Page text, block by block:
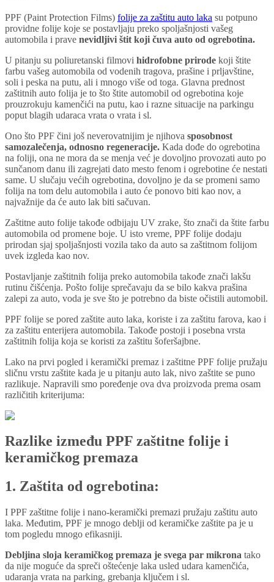
PPF (Paint Protection Films) folije za zaštitu auto laka su potpuno
providne folije koje se postavljaju preko spoljašnjosti vašeg
automobila i prave nevidljivi štit koji čuva auto od ogrebotina.
U pitanju su poliuretanski filmovi hidrofobne prirode koji štite
farbu vašeg automobila od vodenih tragova, prašine i prljavštine,
soli i peska na putu, ali i mnogo više od toga. Glavna prednost
zaštitnih auto folija je to što štite automobil od ogrebotina koje
prouzrokuju kamenčići na putu, kao i razne situacije na parkingu
poput blagih udaraca vrata o vrata i sl.
Ono što PPF čini još neverovatnijim je njihova sposobnost
samozalečenja, odnosno regeneracije. Kada dođe do ogrebotina
na foliji, ona ne mora da se menja već je dovoljno provozati auto po
sunčanom danu ili zagrejati dato mesto fenom i ogrebotine će nestati
same. U slučaju većih ogrebotina, dovoljno je da se promeni samo
folija na tom delu automobila i auto će ponovo biti kao nov, a
najvažnije da će auto lak biti sačuvan.
Zaštitne auto folije takođe odbijaju UV zrake, što znači da štite farbu
automobila od promene boje. U isto vreme, PPF folije dodaju
prirodan sjaj spoljašnjosti vozila tako da auto sa zaštitnom folijom
uvek izgleda kao nov.
Postavljanje zaštitnih folija preko automobila takođe znači lakšu
rutinu čišćenja. Pošto folije sprečavaju da se bilo kakva prašina
zalepi za auto, voda je sve što je potrebno da biste očistili automobil.
PPF folije se pored zaštite auto laka, koriste i za zaštitu farova, kao i
za zaštitu enterijera automobila. Takođe postoji i posebna vrsta
zaštitnih folija koja se koristi za zaštitu šoferšajbne.
Lako na prvi pogled i keramički premaz i zaštitne PPF folije pružaju
sličnu vrstu zaštite kada je u pitanju auto lak, nivo zaštite se puno
razlikuje. Napravili smo poređenje ova dva proizvoda prema osam
različitih kriterijuma:
Razlike između PPF zaštitne folije i
keramičkog premaza
1. Zaštita od ogrebotina:
I PPF zaštitne folije i nano-keramički premazi pružaju zaštitu auto
laka. Međutim, PPF je mnogo deblji od keramičke zaštite pa je u
tom pogledu mnogo efikasniji.
Debljina sloja keramičkog premaza je svega par mikrona tako
da nije moguće da spreči oštećenje laka usled udara kamenčića,
udaranja vrata na parking, grebanja ključem i sl.